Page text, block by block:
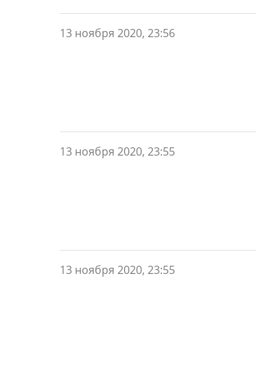
13 ноября 2020, 23:56
13 ноября 2020, 23:55
13 ноября 2020, 23:55